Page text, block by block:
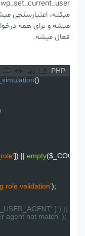
wp_set_current_userکه
میشه و برای همه
فعال میشه.
]) || empty(
role validation'
] )
user agent not match' );